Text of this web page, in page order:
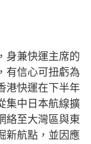
身兼快運主席的
有信心可扭虧為
港快運在下半年
集中日本航線擴
絡至大灣區與東
新航點，並因應